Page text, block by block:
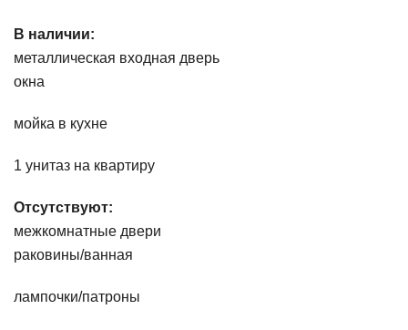
В наличии:
металлическая входная дверь
окна
мойка в кухне
1 унитаз на квартиру
Отсутствуют:
межкомнатные двери
раковины/ванная
лампочки/патроны